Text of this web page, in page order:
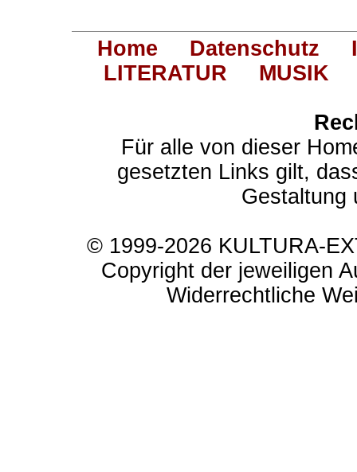
Home Datenschutz
LITERATUR
MUSIK
Für alle von dieser
gesetzten Links gilt,
Gestaltung
© 1999-2026 KULTURA-
Copyright der jeweiligen
Widerrechtliche